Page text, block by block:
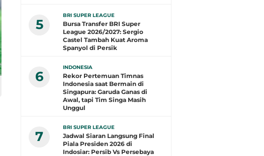
5
BRI SUPER LEAGUE
Bursa Transfer BRI Super
League 2026/2027: Sergio
Castel Tambah Kuat Aroma
Spanyol di Persik
6
INDONESIA
Rekor Pertemuan Timnas
Indonesia saat Bermain di
Singapura: Garuda Ganas di
Awal, tapi Tim Singa Masih
Unggul
7
BRI SUPER LEAGUE
Jadwal Siaran Langsung Final
Piala Presiden 2026 di
Indosiar: Persib Vs Persebaya